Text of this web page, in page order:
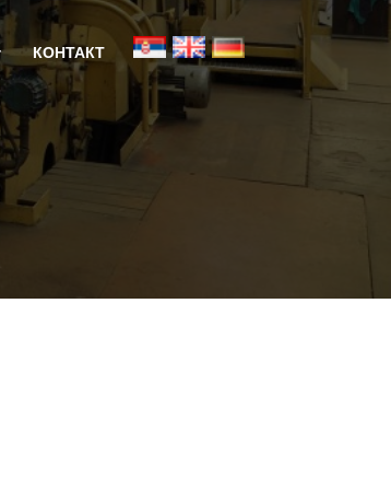
КОНТАКТ